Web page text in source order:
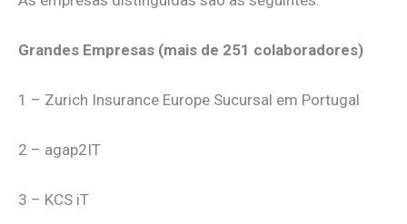
Grandes Empresas (mais de 251 colaboradores)
1 – Zurich Insurance Europe Sucursal em Portugal
2 – agap2IT
3 – KCS iT